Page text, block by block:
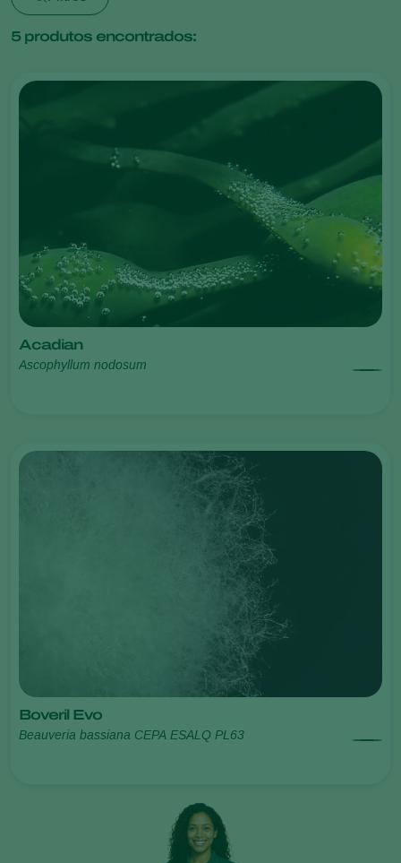
5 produtos encontrados:
Acadian
Ascophyllum nodosum
Boveril Evo
Beauveria bassiana CEPA ESALQ PL63